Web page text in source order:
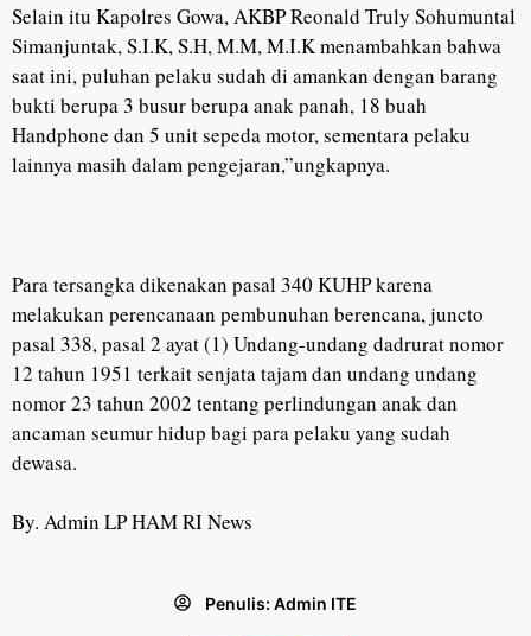
Selain itu Kapolres Gowa, AKBP Reonald Truly Sohumuntal
Simanjuntak, S.I.K, S.H, M.M, M.I.K menambahkan bahwa
saat ini, puluhan pelaku sudah di amankan dengan barang
bukti berupa 3 busur berupa anak panah, 18 buah
Handphone dan 5 unit sepeda motor, sementara pelaku
lainnya masih dalam pengejaran,”ungkapnya.
Para tersangka dikenakan pasal 340 KUHP karena
melakukan perencanaan pembunuhan berencana, juncto
pasal 338, pasal 2 ayat (1) Undang-undang dadrurat nomor
12 tahun 1951 terkait senjata tajam dan undang undang
nomor 23 tahun 2002 tentang perlindungan anak dan
ancaman seumur hidup bagi para pelaku yang sudah
dewasa.
By. Admin LP HAM RI News
Penulis: Admin ITE